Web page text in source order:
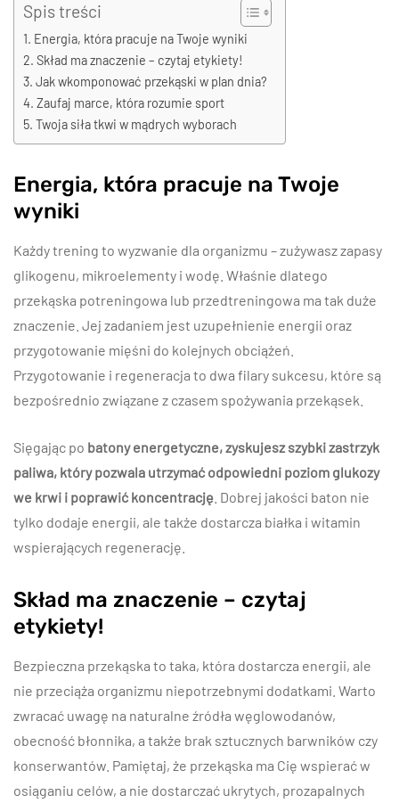
Spis treści
Energia, która pracuje na Twoje wyniki
Skład ma znaczenie – czytaj etykiety!
Jak wkomponować przekąski w plan dnia?
Zaufaj marce, która rozumie sport
Twoja siła tkwi w mądrych wyborach
Energia, która pracuje na Twoje
wyniki
Każdy trening to wyzwanie dla organizmu – zużywasz zapasy
glikogenu, mikroelementy i wodę. Właśnie dlatego
przekąska potreningowa lub przedtreningowa ma tak duże
znaczenie. Jej zadaniem jest uzupełnienie energii oraz
przygotowanie mięśni do kolejnych obciążeń.
Przygotowanie i regeneracja to dwa filary sukcesu, które są
bezpośrednio związane z czasem spożywania przekąsek.
Sięgając po batony energetyczne, zyskujesz szybki zastrzyk
paliwa, który pozwala utrzymać odpowiedni poziom glukozy
we krwi i poprawić koncentrację . Dobrej jakości baton nie
tylko dodaje energii, ale także dostarcza białka i witamin
wspierających regenerację.
Skład ma znaczenie – czytaj
etykiety!
Bezpieczna przekąska to taka, która dostarcza energii, ale
nie przeciąża organizmu niepotrzebnymi dodatkami. Warto
zwracać uwagę na naturalne źródła węglowodanów,
obecność błonnika, a także brak sztucznych barwników czy
konserwantów. Pamiętaj, że przekąska ma Cię wspierać w
osiąganiu celów, a nie dostarczać ukrytych, prozapalnych